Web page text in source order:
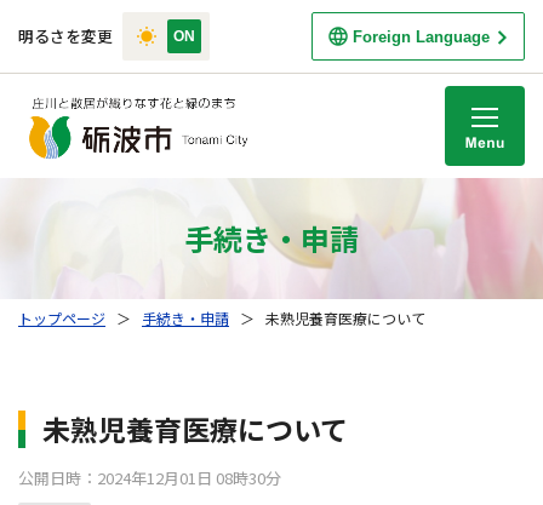
明るさを変更 Foreign Language
手続き・申請
トップページ ＞ 手続き・申請 ＞ 未熟児養育医療について
未熟児養育医療について
公開日時：2024年12月01日 08時30分